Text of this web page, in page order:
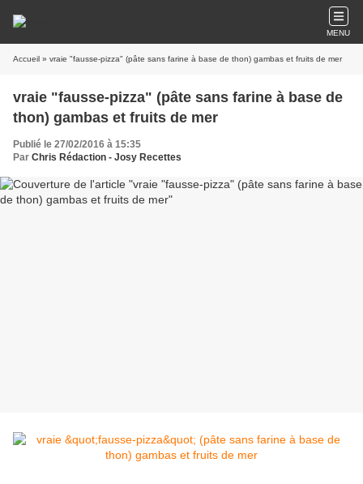
MENU
Accueil » vraie "fausse-pizza" (pâte sans farine à base de thon) gambas et fruits de mer
vraie "fausse-pizza" (pâte sans farine à base de
thon) gambas et fruits de mer
Publié le 27/02/2016 à 15:35
Par Chris Rédaction - Josy Recettes